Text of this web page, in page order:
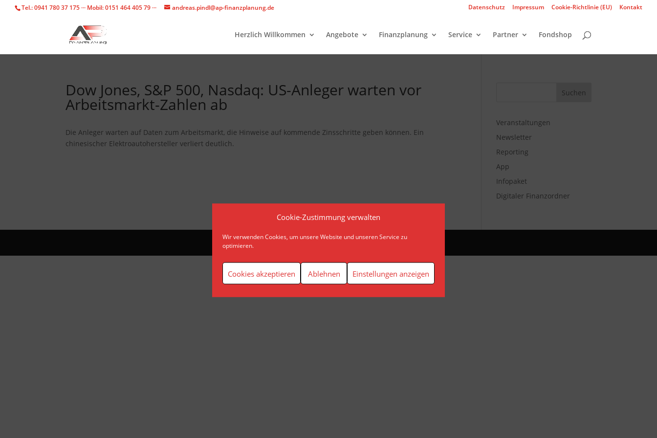
Cookie-Zustimmung verwalten
Wir verwenden Cookies, um unsere Website und unseren Service zu
optimieren.
Cookies akzeptieren Ablehnen Einstellungen anzeigen
Tel.: 0941 780 37 175 ··· Mobil: 0151 464 405 79 ··· andreas.pindl@ap-finanzplanung.de Datenschutz Impressum Cookie-Richtlinie (EU) Kontakt
Herzlich Willkommen Angebote Finanzplanung Service Partner Fondshop
Dow Jones, S&P 500, Nasdaq: US-Anleger warten vor
Arbeitsmarkt-Zahlen ab
Die Anleger warten auf Daten zum Arbeitsmarkt, die Hinweise auf kommende Zinsschritte geben können. Ein
chinesischer Elektroautohersteller verliert deutlich.
Veranstaltungen
Newsletter
Reporting
App
Infopaket
Digitaler Finanzordner
© AP Finanzplanung Andreas Pindl